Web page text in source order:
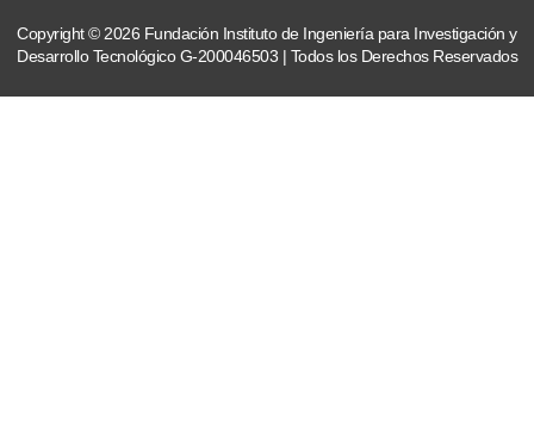
Copyright © 2026 Fundación Instituto de Ingeniería para Investigación y
Desarrollo Tecnológico G-200046503 | Todos los Derechos Reservados